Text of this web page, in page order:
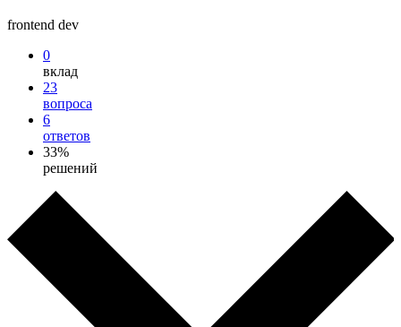
frontend dev
0
вклад
23
вопроса
6
ответов
33%
решений